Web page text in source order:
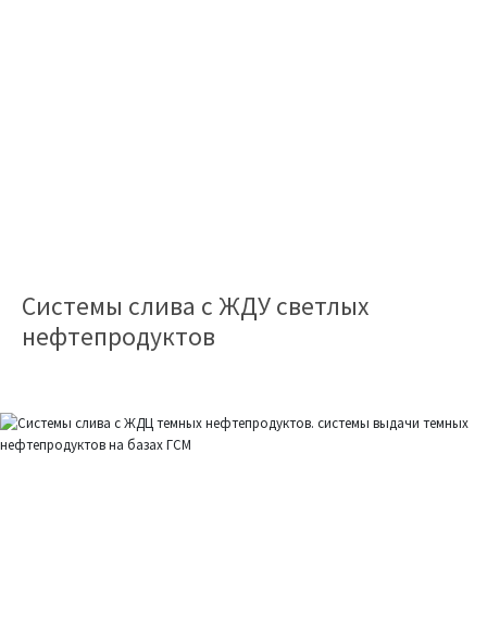
Системы слива с ЖДУ светлых
нефтепродуктов